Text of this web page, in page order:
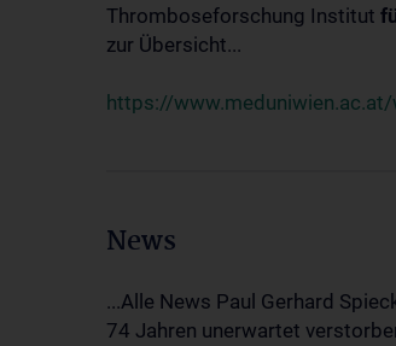
Thromboseforschung Institut
zur Übersicht...
https://
News
...Alle News Paul Gerhard
74 Jahren unerwartet